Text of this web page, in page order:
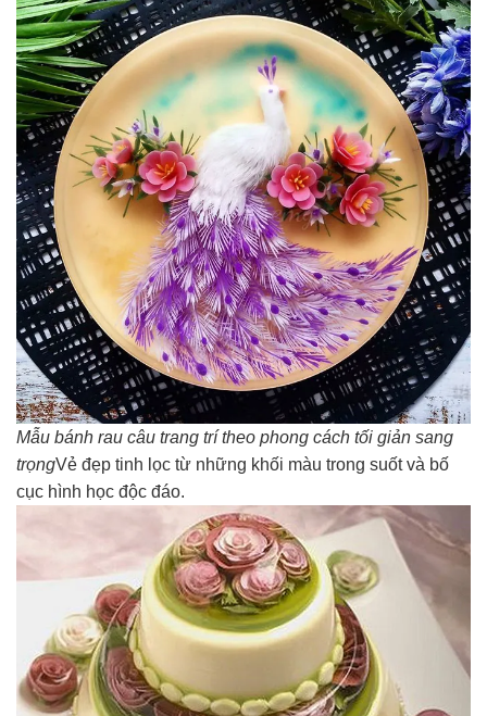
Mẫu bánh rau câu trang trí theo phong cách tối giản sang
trọngVẻ đẹp tinh lọc từ những khối màu trong suốt và bố
cục hình học độc đáo.